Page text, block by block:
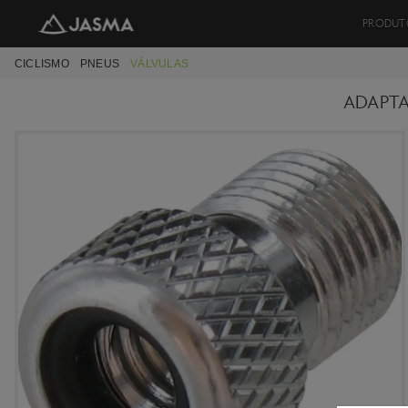
CICLISMO PNEUS VÁLVULAS